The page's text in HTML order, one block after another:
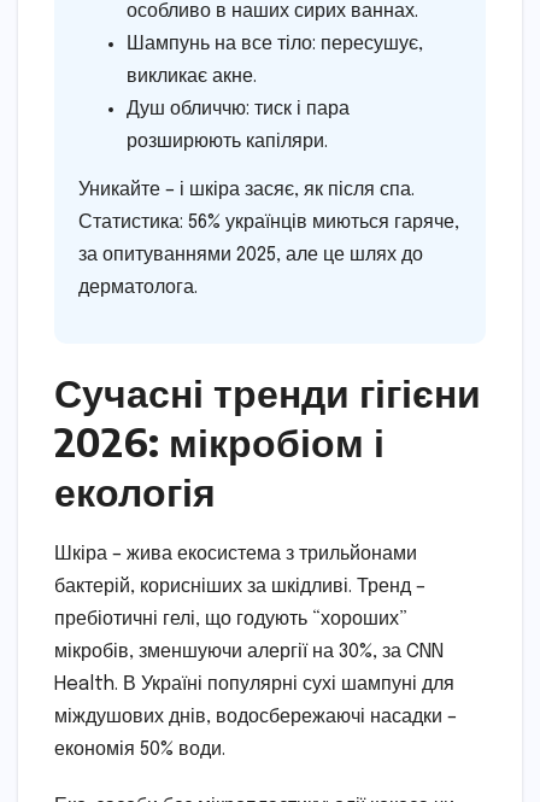
особливо в наших сирих ваннах.
Шампунь на все тіло: пересушує,
викликає акне.
Душ обличчю: тиск і пара
розширюють капіляри.
Уникайте – і шкіра засяє, як після спа.
Статистика: 56% українців миються гаряче,
за опитуваннями 2025, але це шлях до
дерматолога.
Сучасні тренди гігієни
2026: мікробіом і
екологія
Шкіра – жива екосистема з трильйонами
бактерій, корисніших за шкідливі. Тренд –
пребіотичні гелі, що годують “хороших”
мікробів, зменшуючи алергії на 30%, за CNN
Health. В Україні популярні сухі шампуні для
міждушових днів, водосбережаючі насадки –
економія 50% води.